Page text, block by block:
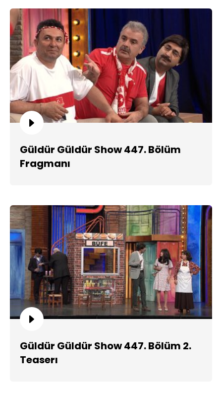
Güldür Güldür Show 447. Bölüm
Fragmanı
Güldür Güldür Show 447. Bölüm 2.
Teaserı